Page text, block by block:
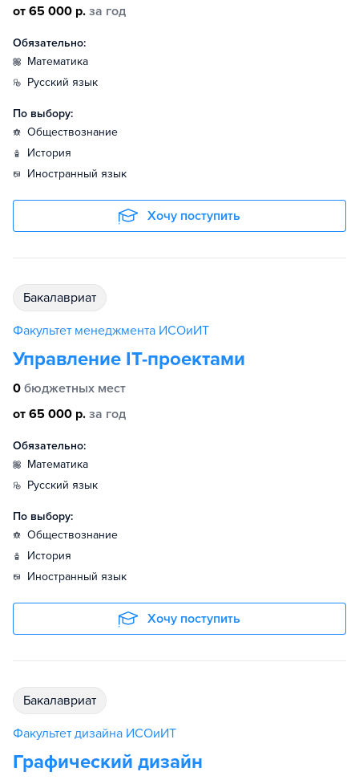
от 65 000 р. за год
Обязательно:
математика
русский язык
По выбору:
обществознание
история
иностранный язык
Хочу поступить
бакалавриат
Факультет менеджмента ИСОиИТ
Управление IT-проектами
0 бюджетных мест
от 65 000 р. за год
Обязательно:
математика
русский язык
По выбору:
обществознание
история
иностранный язык
Хочу поступить
бакалавриат
Факультет дизайна ИСОиИТ
Графический дизайн